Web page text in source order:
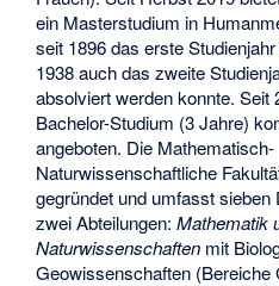
ein Masterstudium in
seit 1896 das erste
1938 auch das zweite
absolviert werden konnte. Seit
Bachelor-Studium (3 Jahre)
angeboten. Die Mathematisch-
Naturwissenschaftliche
gegründet und umfasst sieben
zwei Abteilungen:Mathematik
Naturwissenschaften mit
Geowissenschaften (Bereiche